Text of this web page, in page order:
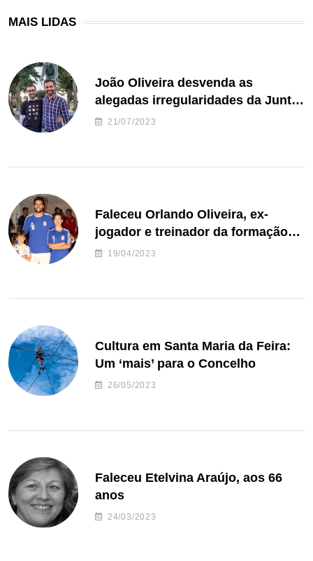
MAIS LIDAS
João Oliveira desvenda as
alegadas irregularidades da Junta
de Freguesia S. João de Ver
21/07/2023
Faleceu Orlando Oliveira, ex-
jogador e treinador da formação
de andebol do Feirense
19/04/2023
Cultura em Santa Maria da Feira:
Um ‘mais’ para o Concelho
26/05/2023
Faleceu Etelvina Araújo, aos 66
anos
24/03/2023